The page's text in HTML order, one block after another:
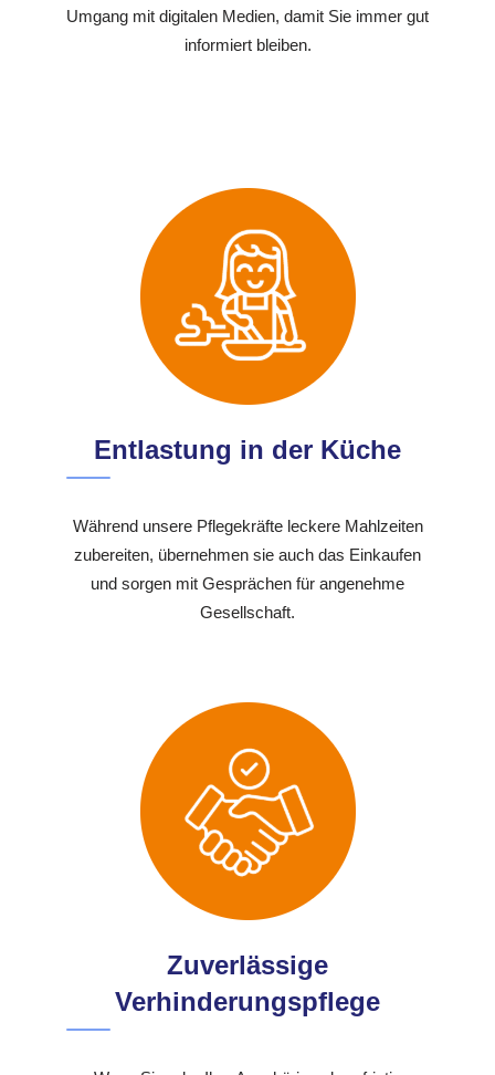
Umgang mit digitalen Medien, damit Sie immer gut
informiert bleiben.
Entlastung in der Küche
Während unsere Pflegekräfte leckere Mahlzeiten
zubereiten, übernehmen sie auch das Einkaufen
und sorgen mit Gesprächen für angenehme
Gesellschaft.
Zuverlässige
Verhinderungspflege